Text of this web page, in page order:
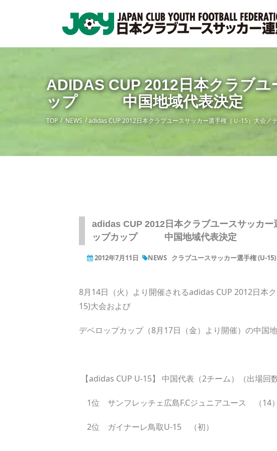
ADIDAS CUP 2012日本クラブ
ップ 中国地域代表決定
TOP NEWS adidas CUP 2012日本クラブユースサッカー選手権（Ｕ-15）大
adidas CUP 2012日本クラブユースサッカー
ップカップ 中国地域代表決定
2012年7月11日 NEWS クラブユースサッカー選手権 (U-15)
8月14日（火）より開催されるadidas CUP 2012日本
15)大会および
デベロップカップ（8月17日（金）より開催）の中国
【adidas CUP U-15】 中国代表（2チーム）（出場回数
1位 サンフレッチェ広島F.Cジュニアユース （14）
2位 ガイナーレ鳥取U-15 （初）